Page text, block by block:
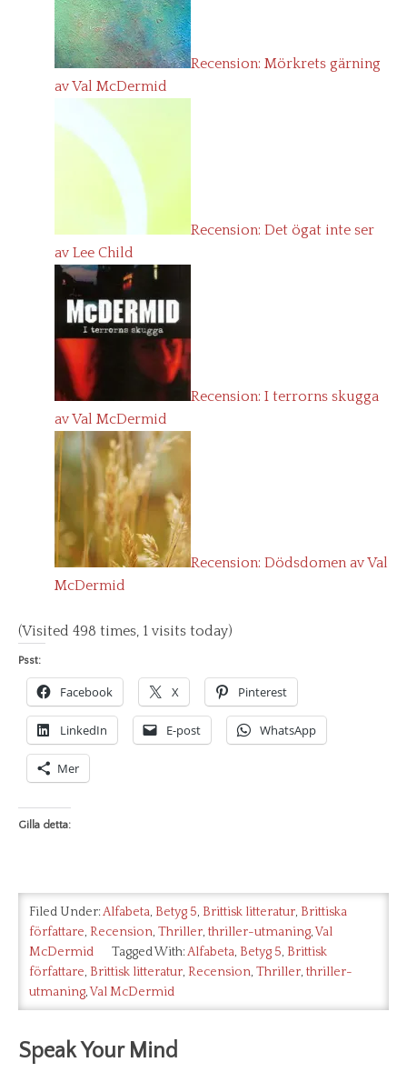
Recension: Mörkrets gärning
av Val McDermid
Recension: Det ögat inte ser
av Lee Child
Recension: I terrorns skugga
av Val McDermid
Recension: Dödsdomen av Val
McDermid
(Visited 498 times, 1 visits today)
Psst:
Facebook X Pinterest
LinkedIn E-post WhatsApp
Mer
Gilla detta:
Filed Under:Alfabeta, Betyg 5, Brittisk litteratur, Brittiska
författare, Recension, Thriller, thriller-utmaning,Val
McDermid
Tagged With:Alfabeta, Betyg 5, Brittisk
författare, Brittisk litteratur, Recension, Thriller, thriller-
utmaning,Val McDermid
Speak Your Mind